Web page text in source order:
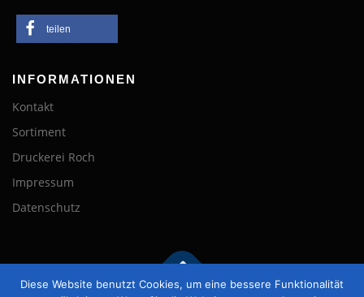
teilen
INFORMATIONEN
Kontakt
Sortiment
Druckerei Roch
Impressum
Datenschutz
Diese Website benutzt Cookies, um eine bessere Funktionalität